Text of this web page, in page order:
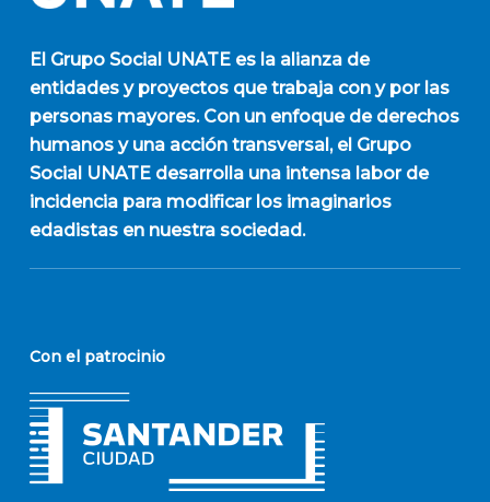
El Grupo Social UNATEes la alianza de
entidades y proyectos que trabaja con y por las
personas mayores. Con un enfoque de derechos
humanos y una acción transversal, el Grupo
Social UNATE desarrolla una intensa labor de
incidencia para modificar los imaginarios
edadistas en nuestra sociedad.
Con el patrocinio